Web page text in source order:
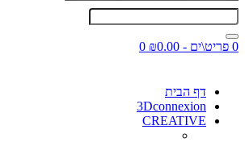
0 פריט\ים - ₪0.00 0
דף הבית
3Dconnexion
CREATIVE